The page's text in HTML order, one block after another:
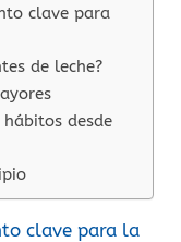
clave para
de leche?
desde
clave para la